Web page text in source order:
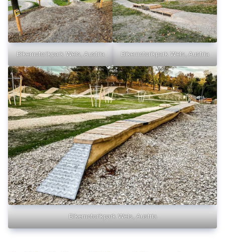
Bikemotorikpark Wels, Austria Bikemotorikpark Wels, Austria
Bikemotorikpark Wels, Austria